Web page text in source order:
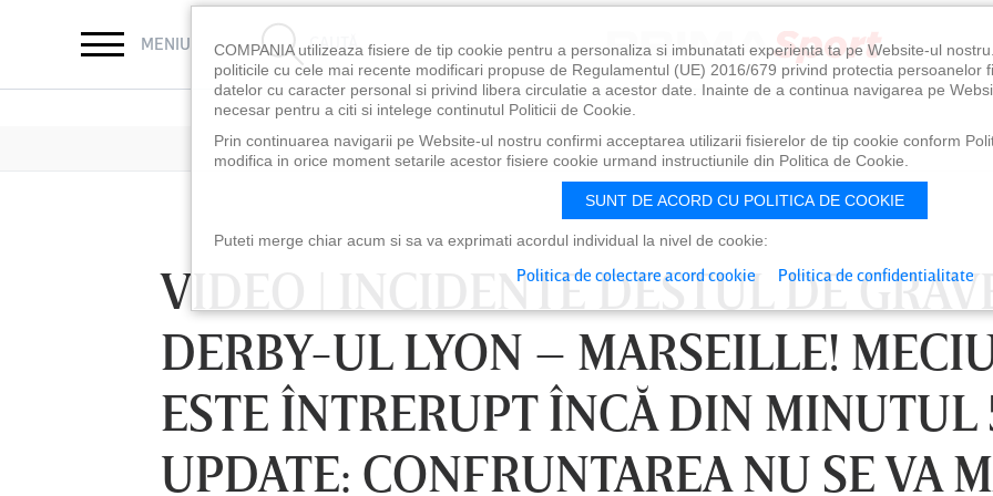
MENIU CAUTĂ
VIDEO | INCIDENTE DESTUL DE GRAVE
DERBY-UL LYON – MARSEILLE!
ESTE ÎNTRERUPT ÎNCĂ DIN MINUTUL
UPDATE: CONFRUNTAREA NU SE VA
LUNI 10 AUG, 18:30 LUNI 10 AUG, 21:30 VINERI 07 AUG, 21:00
COMPANIA utilizeaza fisiere de tip cookie pentru a personaliza si imbunatati experienta ta pe Website-ul
politicile cu cele mai recente modificari propuse de Regulamentul (UE) 2016/679 privind protectia persoanelor
datelor cu caracter personal si privind libera circulatie a acestor date. Inainte de a continua navigarea pe
necesar pentru a citi si intelege continutul Politicii de Cookie.
Prin continuarea navigarii pe Website-ul nostru confirmi acceptarea utilizarii fisierelor de tip cookie conform
modifica in orice moment setarile acestor fisiere cookie urmand instructiunile din Politica de Cookie.
SUNT DE ACORD CU POLITICA DE COOKIE
Puteti merge chiar acum si sa va exprimati acordul individual la nivel de cookie:
Politica de colectare acord cookie Politica de confidentialitate